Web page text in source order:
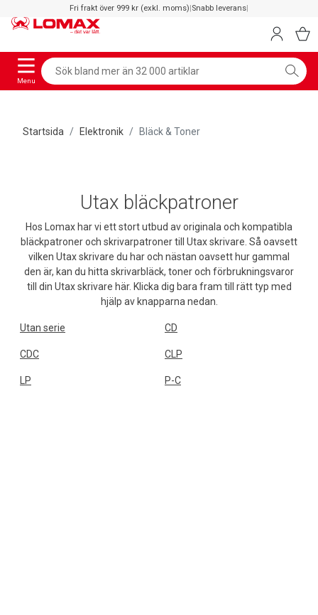
Fri frakt över 999 kr (exkl. moms)|Snabb leverans|
Menu
Startsida Elektronik Bläck & Toner
Utax bläckpatroner
Hos Lomax har vi ett stort utbud av originala och kompatibla
bläckpatroner och skrivarpatroner till Utax skrivare. Så oavsett
vilken Utax skrivare du har och nästan oavsett hur gammal
den är, kan du hitta skrivarbläck, toner och förbrukningsvaror
till din Utax skrivare här. Klicka dig bara fram till rätt typ med
hjälp av knapparna nedan.
Utan serie CD
CDC CLP
LP P-C